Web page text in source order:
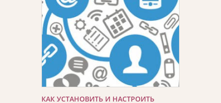
КАК УСТАНОВИТЬ И НАСТРОИТЬ